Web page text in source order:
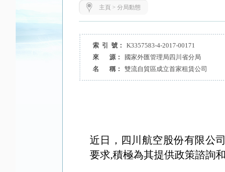
主頁 > 分局動態
索 引 號： K3357583-4-2017-00171
來 源：
國家外匯管理局四川省分局
名 稱：
雙流自貿區成立首家租賃公司
近日 ，四川航空股份有限公
要求,積極為其提供政策諮詢